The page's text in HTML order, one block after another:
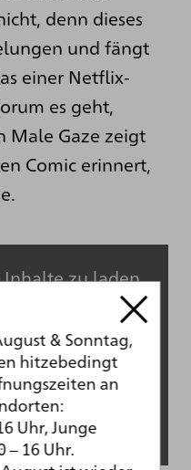
denn dieses
und fängt
einer Netflix-
es geht,
Male Gaze zeigt
Comic erinnert,
zu laden
von Podigee
immer erlauben
Inhalt direkt öffnen
& Sonntag,
hitzebedingt
an
Uhr, Junge
– 16 Uhr.